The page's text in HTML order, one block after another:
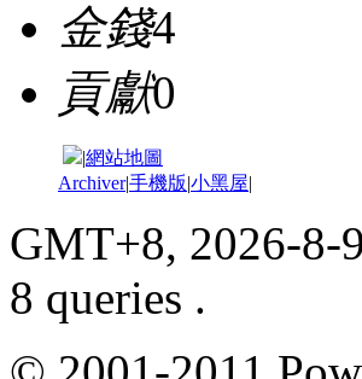
金錢4
貢獻0
|網站地圖
Archiver|手機版|小黑屋|
GMT+8, 2026-8-
8 queries .